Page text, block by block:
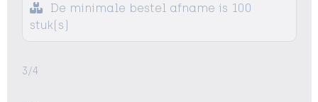
De minimale bestel afname is 100
stuk(s)
3/4